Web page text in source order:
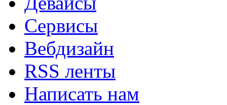
Сервисы
Вебдизайн
RSS ленты
Написать нам